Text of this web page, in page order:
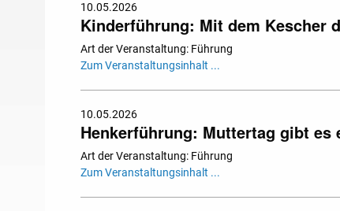
10.05.2026
Kinderführung: Mit dem Kescher
Art der Veranstaltung: Führung
Zum Veranstaltungsinhalt ...
10.05.2026
Henkerführung: Muttertag gibt es
Art der Veranstaltung: Führung
Zum Veranstaltungsinhalt ...